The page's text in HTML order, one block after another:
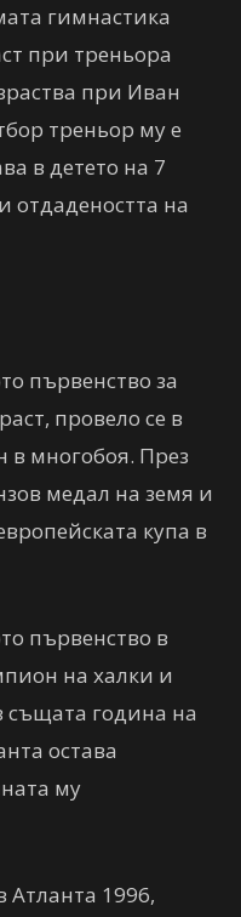
гимнастика
при треньора
при Иван
треньор му е
в детето на 7
отдадеността на
първенство за
провело се в
многобоя. През
медал на земя и
купа в
първенство в
на халки и
същата година на
остава
му
1996,